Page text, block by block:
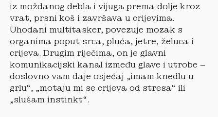
iz moždanog debla i vijuga prema dolje kroz
vrat, prsni koš i završava u crijevima.
Uhodani multitasker, povezuje mozak s
organima poput srca, pluća, jetre, želuca i
crijeva. Drugim riječima, on je glavni
komunikacijski kanal između glave i utrobe –
doslovno vam daje osjećaj „imam knedlu u
grlu“, „motaju mi se crijeva od stresa“ ili
„slušam instinkt“.